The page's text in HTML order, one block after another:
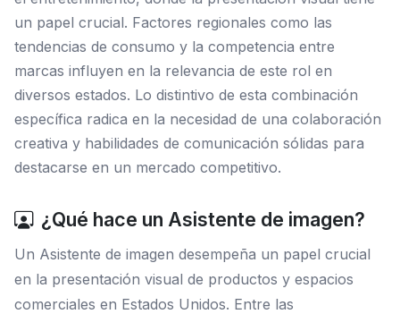
un papel crucial. Factores regionales como las
tendencias de consumo y la competencia entre
marcas influyen en la relevancia de este rol en
diversos estados. Lo distintivo de esta combinación
específica radica en la necesidad de una colaboración
creativa y habilidades de comunicación sólidas para
destacarse en un mercado competitivo.
¿Qué hace un Asistente de imagen?
Un Asistente de imagen desempeña un papel crucial
en la presentación visual de productos y espacios
comerciales en Estados Unidos. Entre las